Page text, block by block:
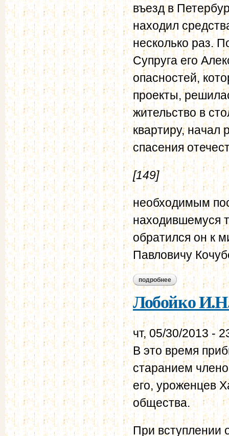
въезд в
находил
несколько раз.
Супруга его
опасностей,
проекты,
жительство в
квартиру, начал
спасения
[149]
необходимым
находившемуся
обратился он к
Павловичу
подробнее о лобойко и.н.
Лобойко
чт, 05/30/2013 -
В это время
старанием
его, уроженцев
общества.
При вступлении